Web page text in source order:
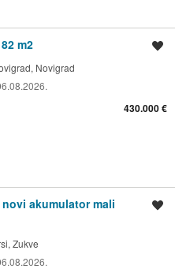
m2
Novigrad
430.000 €
akumulator mali
Zukve